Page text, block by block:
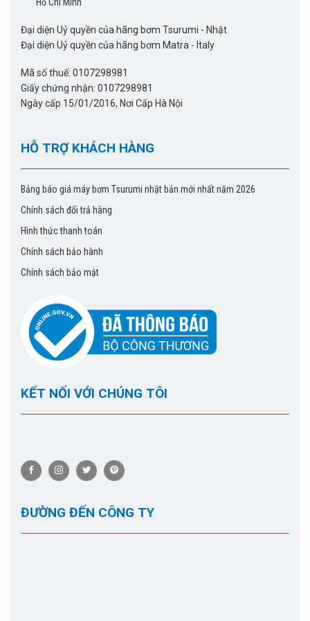
Đại diện Uỷ quyền của hãng bơm Tsurumi - Nhật
Đại diện Uỷ quyền của hãng bơm Matra - Italy
Mã số thuế: 0107298981
Giấy chứng nhận: 0107298981
Ngày cấp 15/01/2016, Nơi Cấp Hà Nội
HỖ TRỢ KHÁCH HÀNG
Bảng báo giá máy bơm Tsurumi nhật bản mới nhất năm 2026
Chính sách đổi trả hàng
Hình thức thanh toán
Chính sách bảo hành
Chính sách bảo mật
KẾT NỐI VỚI CHÚNG TÔI
ĐƯỜNG ĐẾN CÔNG TY